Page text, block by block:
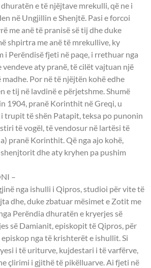
e të njëjtave mrekulli, që ne i
në Ungjillin e Shenjtë. Pasi e forcoi
me anë të pranisë së tij dhe duke
shpirtra me anë të mrekullive, ky
i Perëndisë fjeti në paqe, i rrethuar nga
aty pranë, të cilët vajtuan një
Por në të njëjtën kohë edhe
e tij në lavdinë e përjetshme. Shumë
1904, pranë Korinthit në Greqi, u
trupit të shën Patapit, teksa po punonin
të vogël, të vendosur në lartësi të
pranë Korinthit. Që nga ajo kohë,
dhe aty kryhen pa pushim
–
nga ishulli i Qipros, studioi për vite të
dhe, duke zbatuar mësimet e Zotit me
Perëndia dhuratën e kryerjes së
së Damianit, episkopit të Qipros, për
nga të krishterët e ishullit. Si
i të uriturve, kujdestari i të varfërve,
çlirimi i gjithë të pikëlluarve. Ai fjeti në